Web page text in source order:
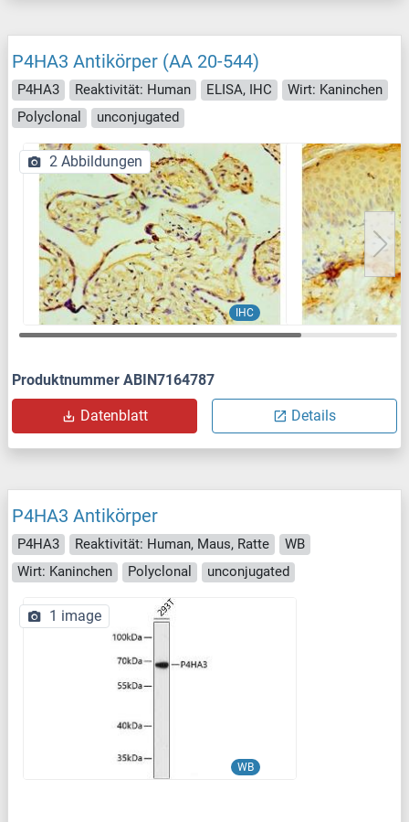
P4HA3 Antikörper (AA 20-544)
P4HA3 Reaktivität: Human ELISA, IHC
Wirt: Kaninchen
Polyclonal
unconjugated
IHC
2 Abbildungen
Produktnummer ABIN7164787
Datenblatt Details
P4HA3 Antikörper
P4HA3 Reaktivität: Human, Maus, Ratte
WB
Wirt: Kaninchen
Polyclonal unconjugated
WB
1 image